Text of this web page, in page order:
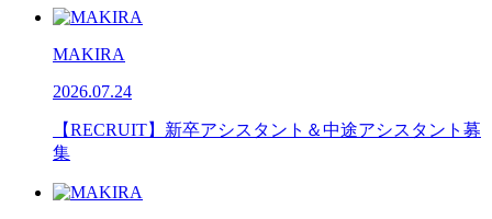
MAKIRA
2026.07.24
【RECRUIT】新卒アシスタント＆中途アシスタント募
集